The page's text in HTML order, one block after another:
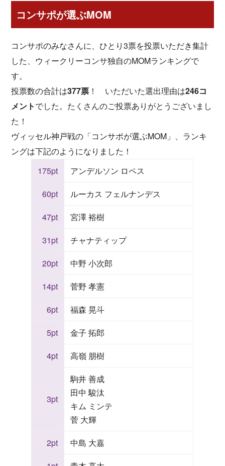
コンサポが選ぶMOM
コンサポのみなさんに、ひとり3票を投票いただき集計
した、ウィークリーコンサ独自のMOMランキングで
す。
投票数の合計は377票！ いただいた選出理由は246コ
メントでした。たくさんのご投票ありがとうございまし
た！
ヴィッセル神戸戦の「コンサポが選ぶMOM」、ランキ
ングは下記のようになりました！
175pt
アンデルソン ロペス
60pt
ルーカス フェルナンデス
47pt
宮澤 裕樹
31pt
チャナティップ
20pt
中野 小次郎
14pt
菅野 孝憲
6pt
福森 晃斗
5pt
金子 拓郎
4pt
高嶺 朋樹
3pt
駒井 善成
田中 駿汰
キム ミンテ
菅 大輝
2pt
中島 大嘉